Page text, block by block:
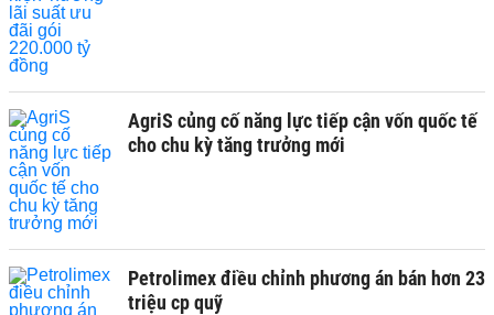
AgriS củng cố năng lực tiếp cận vốn quốc tế
cho chu kỳ tăng trưởng mới
Petrolimex điều chỉnh phương án bán hơn 23
triệu cp quỹ